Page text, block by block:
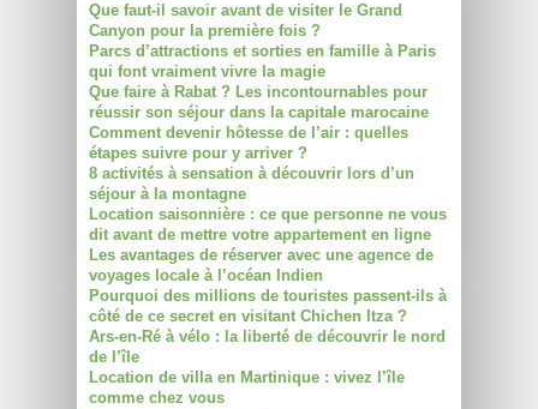
Que faut-il savoir avant de visiter le Grand
Canyon pour la première fois ?
Parcs d’attractions et sorties en famille à Paris
qui font vraiment vivre la magie
Que faire à Rabat ? Les incontournables pour
réussir son séjour dans la capitale marocaine
Comment devenir hôtesse de l’air : quelles
étapes suivre pour y arriver ?
8 activités à sensation à découvrir lors d’un
séjour à la montagne
Location saisonnière : ce que personne ne vous
dit avant de mettre votre appartement en ligne
Les avantages de réserver avec une agence de
voyages locale à l’océan Indien
Pourquoi des millions de touristes passent-ils à
côté de ce secret en visitant Chichen Itza ?
Ars-en-Ré à vélo : la liberté de découvrir le nord
de l’île
Location de villa en Martinique : vivez l’île
comme chez vous